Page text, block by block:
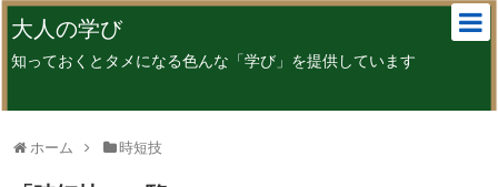
大人の学び
知っておくとタメになる色んな「学び」を提供しています
ホーム 時短技